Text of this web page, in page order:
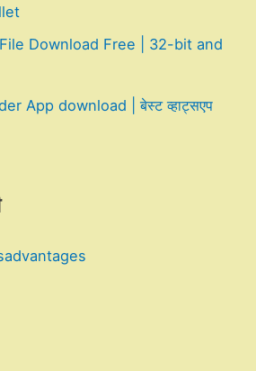
Download Free | 32-bit and
App download | बेस्ट व्हाट्सएप